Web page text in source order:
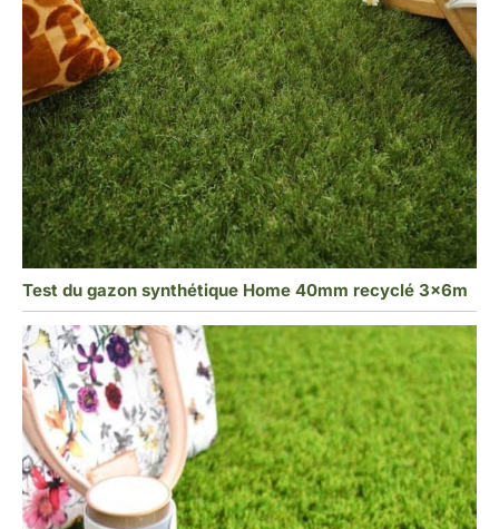
Test du gazon synthétique Home 40mm recyclé 3x6m